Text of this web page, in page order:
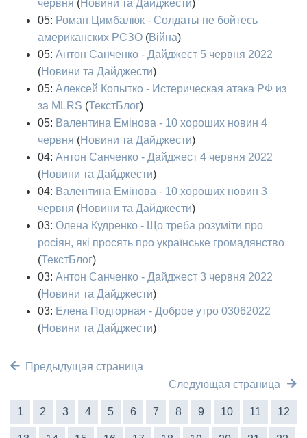
червня (Новини та Дайджести)
05: Роман Цимбалюк - Солдаты не бойтесь
американских РСЗО (Війна)
05: Антон Санченко - Дайджест 5 червня 2022
(Новини та Дайджести)
05: Алексей Копытко - Истерическая атака РФ из
за MLRS (ТекстБлог)
05: Валентина Емінова - 10 хороших новин 4
червня (Новини та Дайджести)
04: Антон Санченко - Дайджест 4 червня 2022
(Новини та Дайджести)
04: Валентина Емінова - 10 хороших новин 3
червня (Новини та Дайджести)
03: Олена Кудренко - Що треба розуміти про
росіян, які просять про українське громадянство
(ТекстБлог)
03: Антон Санченко - Дайджест 3 червня 2022
(Новини та Дайджести)
03: Елена Подгорная - Доброе утро 03062022
(Новини та Дайджести)
Предыдущая страница
Следующая страница
1 2 3 4 5 6 7 8 9 10 11 12